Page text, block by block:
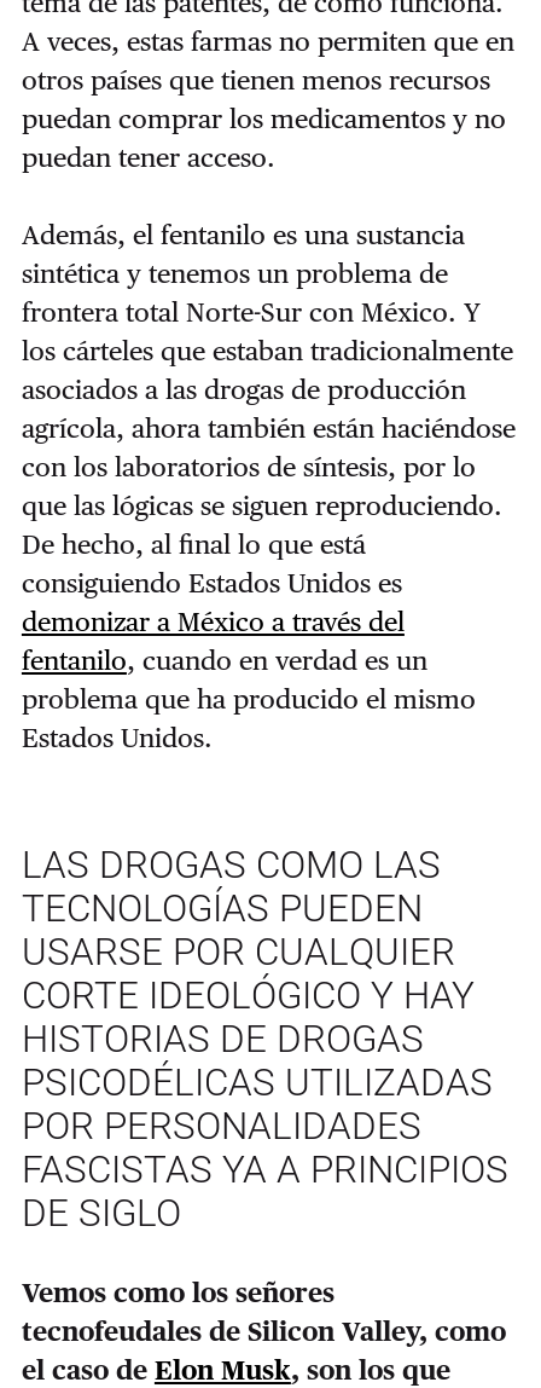
A veces, estas farmas no permiten que en
otros países que tienen menos recursos
puedan comprar los medicamentos y no
puedan tener acceso.
Además, el fentanilo es una sustancia
sintética y tenemos un problema de
frontera total Norte-Sur con México. Y
los cárteles que estaban tradicionalmente
asociados a las drogas de producción
agrícola, ahora también están haciéndose
con los laboratorios de síntesis, por lo
que las lógicas se siguen reproduciendo.
De hecho, al final lo que está
consiguiendo Estados Unidos es
demonizar a México a través del
fentanilo, cuando en verdad es un
problema que ha producido el mismo
Estados Unidos.
LAS DROGAS COMO LAS
TECNOLOGÍAS PUEDEN
USARSE POR CUALQUIER
CORTE IDEOLÓGICO Y HAY
HISTORIAS DE DROGAS
PSICODÉLICAS UTILIZADAS
POR PERSONALIDADES
FASCISTAS YA A PRINCIPIOS
DE SIGLO
Vemos como los señores
tecnofeudales de Silicon Valley, como
el caso de Elon Musk, son los que